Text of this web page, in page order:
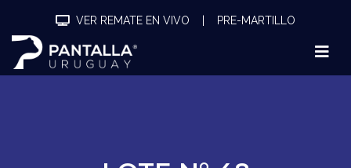
VER REMATE EN VIVO PRE-MARTILLO